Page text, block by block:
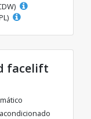
facelift